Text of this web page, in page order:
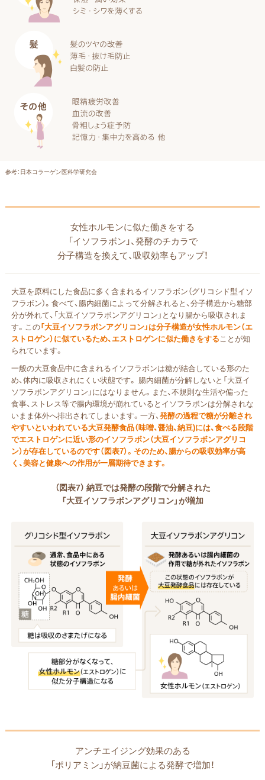
参考：日本コラーゲン医科学研究会
女性ホルモンに似た働きをする
「イソフラボン」、発酵のチカラで
分子構造を換えて、吸収効率もアップ！
大豆を原料にした食品に多く含まれるイソフラボン（グリコシド型イソ
フラボン）。食べて、腸内細菌によって分解されると、分子構造から糖部
分が外れて、「大豆イソフラボンアグリコン」となり腸から吸収されま
す。この「大豆イソフラボンアグリコン」は分子構造が女性ホルモン（エ
ストロゲン）に似ているため、エストロゲンに似た働きをする ことが知
られています。
一般の大豆食品中に含まれるイソフラボンは糖が結合している形のた
め、体内に吸収されにくい状態です。 腸内細菌が分解しないと「大豆イ
ソフラボンアグリコン」にはなりません。また、不規則な生活や偏った
食事、ストレス等で腸内環境が崩れているとイソフラボンは分解されな
いまま体外へ排出されてしまいます。一方、発酵の過程で糖が分離され
やすいといわれている大豆発酵食品（味噌、醤油、納豆)には、食べる段階
でエストロゲンに近い形のイソフラボン（大豆イソフラボンアグリコ
ン）が存在しているのです（図表7）。そのため、腸からの吸収効率が高
く、美容と健康への作用が一層期待できます。
（図表7） 納豆では発酵の段階で分解された
「大豆イソフラボンアグリコン」が増加
アンチエイジング効果のある
「ポリアミン」が納豆菌による発酵で増加！